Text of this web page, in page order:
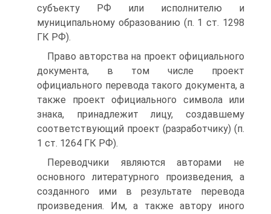
субъекту РФ или исполнителю и
муниципальному образованию (п. 1 ст. 1298
ГК РФ).
Право авторства на проект официального
документа, в том числе проект
официального перевода такого документа, а
также проект официального символа или
знака, принадлежит лицу, создавшему
соответствующий проект (разработчику) (п.
1 ст. 1264 ГК РФ).
Переводчики являются авторами не
основного литературного произведения, а
созданного ими в результате перевода
произведения. Им, а также автору иного